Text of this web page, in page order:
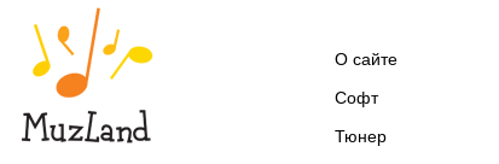
О сайте
Софт
Тюнер